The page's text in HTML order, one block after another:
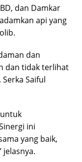
dan Damkar
api yang
dan
dan tidak terlihat
Saiful
ini
yang baik,
jelasnya.